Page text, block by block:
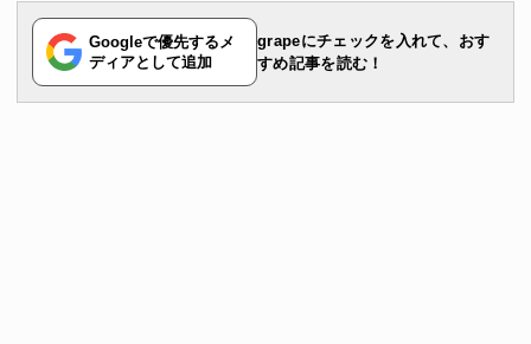
Googleで優先するメ
ディアとして追加
grapeにチェックを入れて、おす
すめ記事を読む！